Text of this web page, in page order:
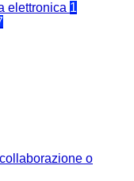
elettronica 1
o